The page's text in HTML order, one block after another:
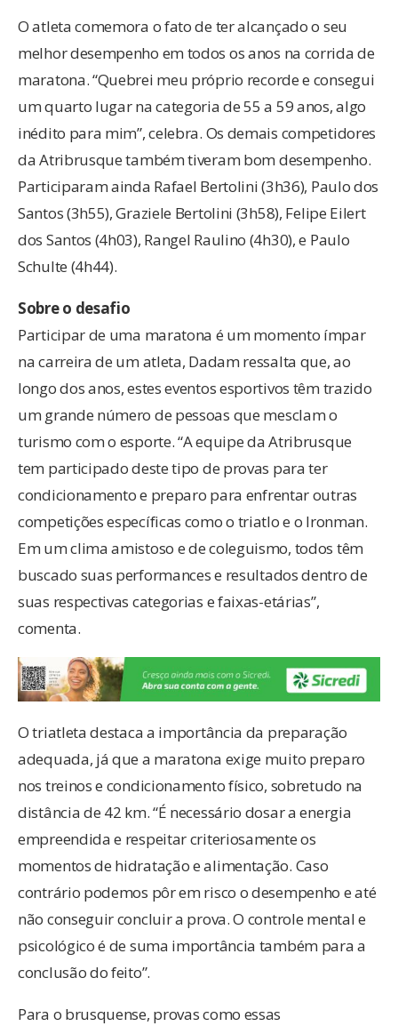
O atleta comemora o fato de ter alcançado o seu
melhor desempenho em todos os anos na corrida de
maratona. “Quebrei meu próprio recorde e consegui
um quarto lugar na categoria de 55 a 59 anos, algo
inédito para mim”, celebra. Os demais competidores
da Atribrusque também tiveram bom desempenho.
Participaram ainda Rafael Bertolini (3h36), Paulo dos
Santos (3h55), Graziele Bertolini (3h58), Felipe Eilert
dos Santos (4h03), Rangel Raulino (4h30), e Paulo
Schulte (4h44).
Sobre o desafio
Participar de uma maratona é um momento ímpar
na carreira de um atleta, Dadam ressalta que, ao
longo dos anos, estes eventos esportivos têm trazido
um grande número de pessoas que mesclam o
turismo com o esporte. “A equipe da Atribrusque
tem participado deste tipo de provas para ter
condicionamento e preparo para enfrentar outras
competições específicas como o triatlo e o Ironman.
Em um clima amistoso e de coleguismo, todos têm
buscado suas performances e resultados dentro de
suas respectivas categorias e faixas-etárias”,
comenta.
O triatleta destaca a importância da preparação
adequada, já que a maratona exige muito preparo
nos treinos e condicionamento físico, sobretudo na
distância de 42 km. “É necessário dosar a energia
empreendida e respeitar criteriosamente os
momentos de hidratação e alimentação. Caso
contrário podemos pôr em risco o desempenho e até
não conseguir concluir a prova. O controle mental e
psicológico é de suma importância também para a
conclusão do feito”.
Para o brusquense, provas como essas